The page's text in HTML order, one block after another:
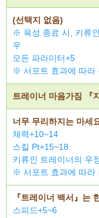
(선택지 없음)
※ 육성 종료 시, 키류
우
모든 파라미터+5
※ 서포트 효과에 따라
트레이너 마음가짐 『
너무 무리하지는 마세
체력+10~14
스킬 Pt+15~18
키류인 트레이너의 우
※ 서포트 효과에 따라
『트레이너 백서』는
스피드+5~6